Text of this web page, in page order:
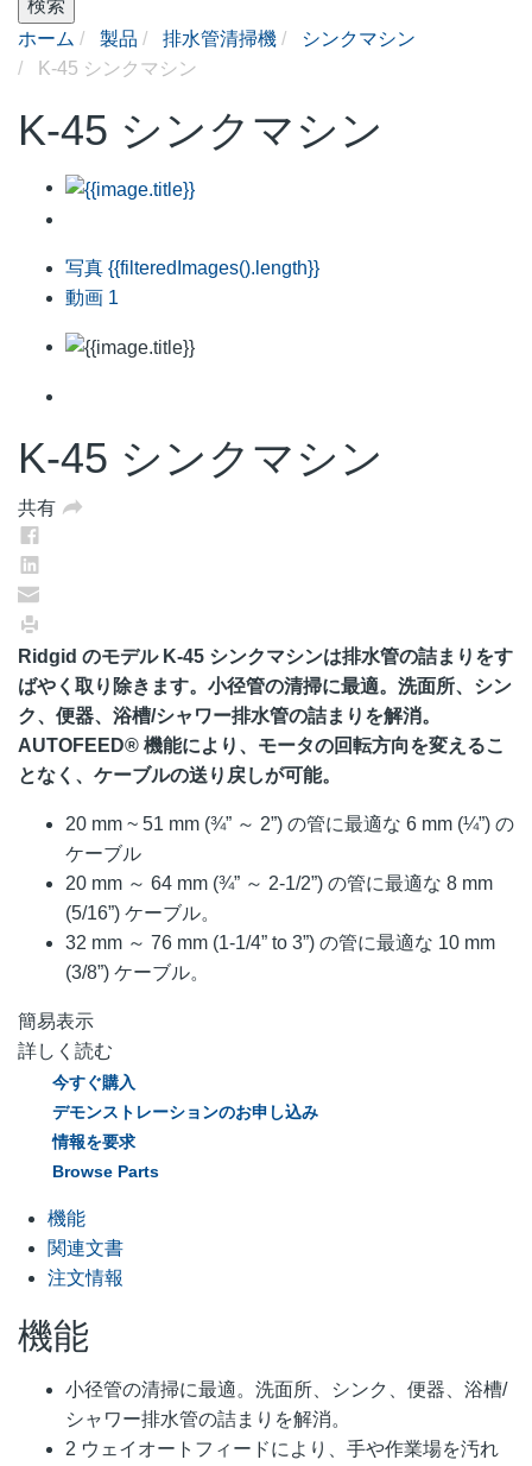
検索
ホーム
製品 排水管清掃機
シンクマシン
K-45 シンクマシン
K-45 シンクマシン
写真 {{filteredImages().length}}
動画 1
K-45 シンクマシン
共有
Ridgid のモデル K-45 シンクマシンは排水管の詰まりをす
ばやく取り除きます。小径管の清掃に最適。洗面所、シン
ク、便器、浴槽/シャワー排水管の詰まりを解消。
AUTOFEED® 機能により、モータの回転方向を変えるこ
となく、ケーブルの送り戻しが可能。
20 mm ~ 51 mm (¾” ～ 2”) の管に最適な 6 mm (¼”) の
ケーブル
20 mm ～ 64 mm (¾” ～ 2-1/2”) の管に最適な 8 mm
(5/16”) ケーブル。
32 mm ～ 76 mm (1-1/4” to 3”) の管に最適な 10 mm
(3/8”) ケーブル。
簡易表示
詳しく読む
今すぐ購入
デモンストレーションのお申し込み
情報を要求
Browse Parts
機能
関連文書
注文情報
機能
小径管の清掃に最適。洗面所、シンク、便器、浴槽/
シャワー排水管の詰まりを解消。
2 ウェイオートフィードにより、手や作業場を汚れ